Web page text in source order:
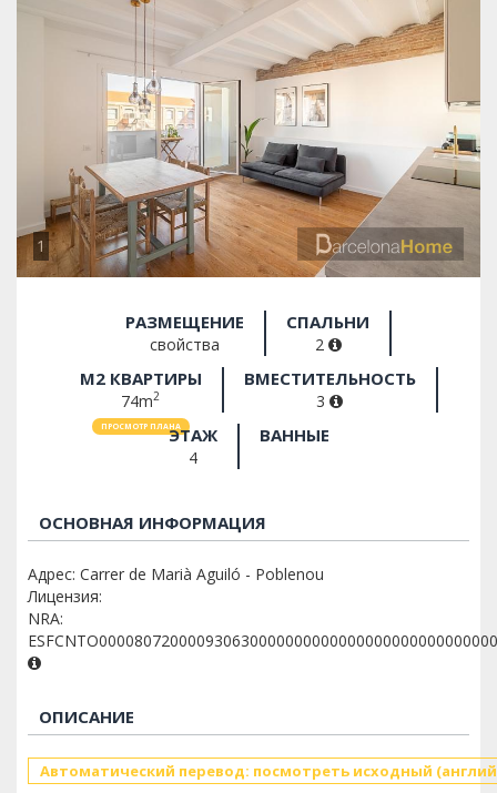
1
РАЗМЕЩЕНИЕ
свойства
СПАЛЬНИ
2
M2 КВАРТИРЫ
74m2
ПРОСМОТР ПЛАНА
ВМЕСТИТЕЛЬНОСТЬ
3
ЭТАЖ
4
ВАННЫЕ
ОСНОВНАЯ ИНФОРМАЦИЯ
Адрес: Carrer de Marià Aguiló - Poblenou
Лицензия:
NRA:
ОПИСАНИЕ
Автоматический перевод: посмотреть исходный